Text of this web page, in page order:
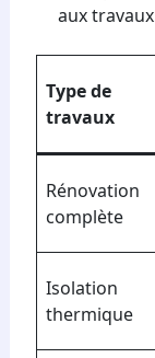
aux
Type de
travaux
Rénovation
complète
Isolation
thermique